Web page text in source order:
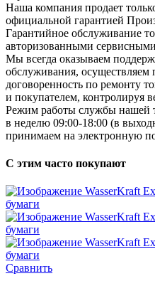
Наша компания продает
официальной гарантией
Гарантийное обслуживание
авторизованными
Мы всегда оказываем
обслуживания, осуществляем
договоренность по ремонту
и покупателем, контролируя
Режим работы службы нашей
в неделю 09:00-18:00 (в
принимаем на электронную
С этим часто покупают
Сравнить